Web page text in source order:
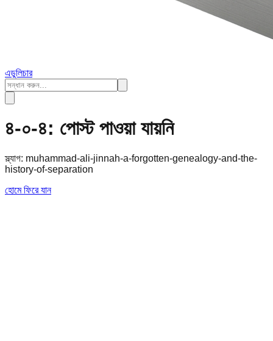
এডুলিচার
৪-০-৪: পোস্ট পাওয়া যায়নি
স্ল্যাগ: muhammad-ali-jinnah-a-forgotten-genealogy-and-the-
history-of-separation
হোমে ফিরে যান